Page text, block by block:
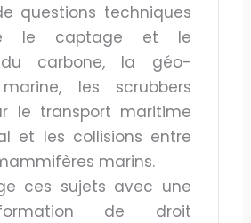
questions techniques
le captage et le
carbone, la géo-
les scrubbers
le transport maritime
et les collisions entre
marins.
ces sujets avec une
de droit